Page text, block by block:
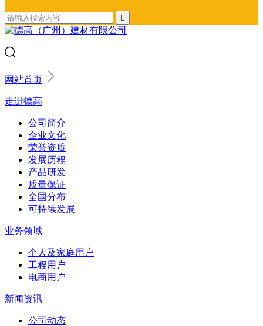

网站首页
走进德高
公司简介
企业文化
荣誉资质
发展历程
产品研发
质量保证
全国分布
可持续发展
业务领域
个人及家庭用户
工程用户
电商用户
新闻资讯
公司动态